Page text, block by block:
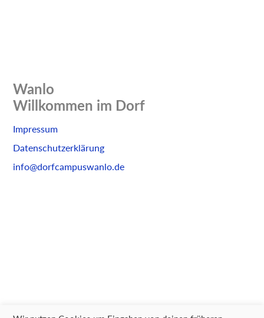
Wanlo
Willkommen im Dorf
Skip
to
Impressum
Datenschutzerklärung
info@dorfcampuswanlo.de